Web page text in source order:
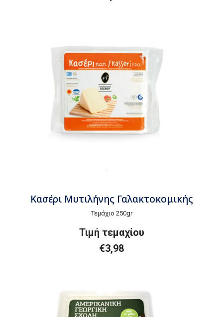
Κασέρι Μυτιλήνης Γαλακτοκομικής
Τεμάχιο 250gr
Τιμή τεμαχίου
€3,98